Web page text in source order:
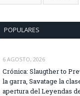
POPULARES
6 AGOSTO, 2026
Crónica: Slaugther to
la garra, Savatage la
apertura del Leyendas